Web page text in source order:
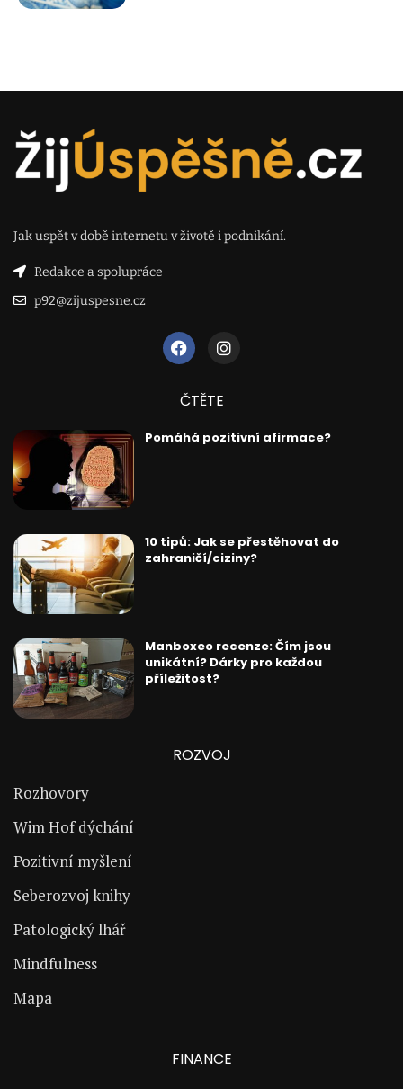
Jak uspět v době internetu v životě i podnikání.
Redakce a spolupráce
p92@zijuspesne.cz
ČTĚTE
Pomáhá pozitivní afirmace?
10 tipů: Jak se přestěhovat do
zahraničí/ciziny?
Manboxeo recenze: Čím jsou
unikátní? Dárky pro každou
příležitost?
ROZVOJ
Rozhovory
Wim Hof dýchání
Pozitivní myšlení
Seberozvoj knihy
Patologický lhář
Mindfulness
Mapa
FINANCE